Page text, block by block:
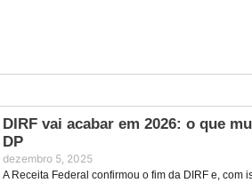
DIRF vai acabar em 2026: o que
DP
dezembro 5, 2025
A Receita Federal confirmou o fim da DIRF e, com